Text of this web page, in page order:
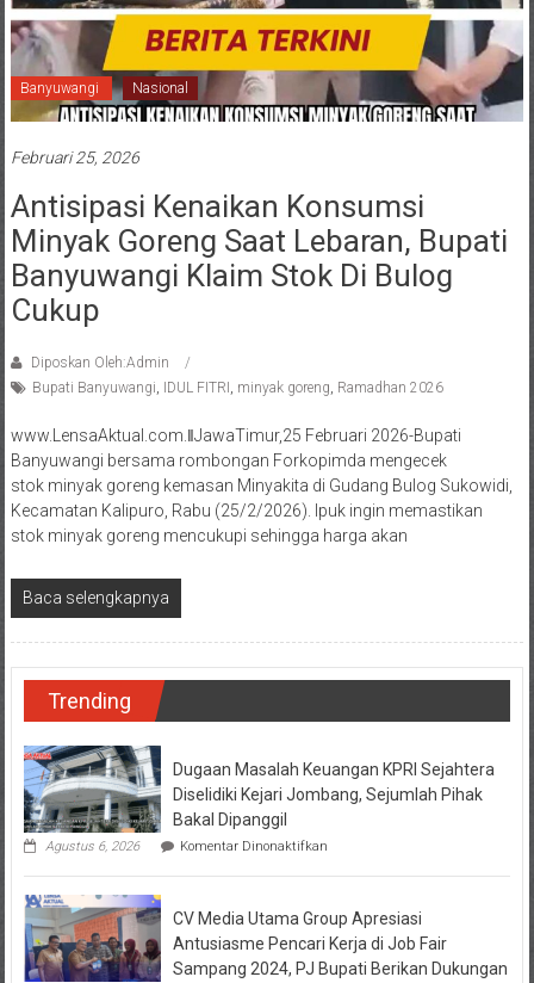
Banyuwangi Nasional
Februari 25, 2026
Antisipasi Kenaikan Konsumsi
Minyak Goreng Saat Lebaran, Bupati
Banyuwangi Klaim Stok Di Bulog
Cukup
Diposkan Oleh:Admin
Bupati Banyuwangi IDUL FITRI minyak goreng Ramadhan 2026
www.LensaAktual.com.ǁJawaTimur,25 Februari 2026-Bupati
Banyuwangi bersama rombongan Forkopimda mengecek
stok minyak goreng kemasan Minyakita di Gudang Bulog Sukowidi,
Kecamatan Kalipuro, Rabu (25/2/2026). Ipuk ingin memastikan
stok minyak goreng mencukupi sehingga harga akan
Baca selengkapnya
Trending
Dugaan Masalah Keuangan KPRI Sejahtera
Diselidiki Kejari Jombang, Sejumlah Pihak
Bakal Dipanggil
Agustus 6, 2026 Komentar Dinonaktifkanpada
Masalah
KPRI
Sejahtera
Diselidiki
Kejari
CV Media Utama Group Apresiasi
Antusiasme Pencari Kerja di Job Fair
Sampang 2024, PJ Bupati Berikan Dukungan